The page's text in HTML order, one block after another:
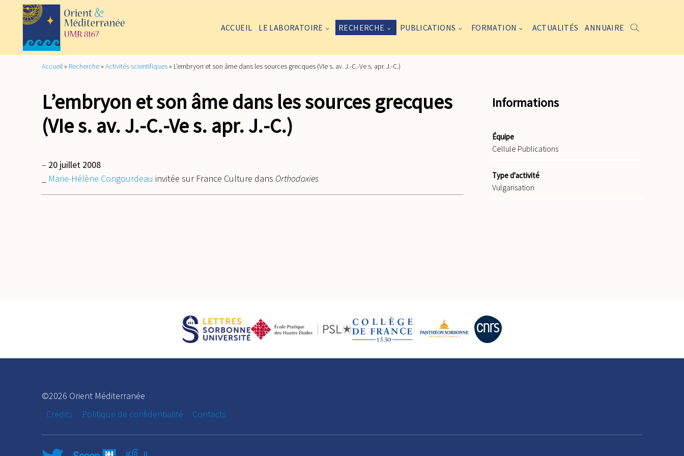
ACCUEIL LE LABORATOIRE RECHERCHE PUBLICATIONS FORMATION ACTUALITÉS ANNUAIRE
Accueil » Recherche » Activités scientifiques » L’embryon et son âme dans les sources grecques (VIe s. av. J.-C.-Ve s. apr. J.-C.)
L’embryon et son âme dans les sources grecques
(VIe s. av. J.-C.-Ve s. apr. J.-C.)
– 20 juillet 2008
Marie-Hélène Congourdeau invitée sur France Culture dans Orthodoxies
Informations
Équipe
Cellule Publications
Type d'activité
Vulgarisation
©2026 Orient Méditerranée
Crédits
Politique de confidentialité Contacts